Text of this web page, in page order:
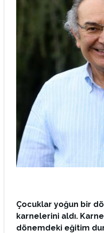
Çocuklar yoğun bir
karnelerini aldı.
dönemdeki eğitim